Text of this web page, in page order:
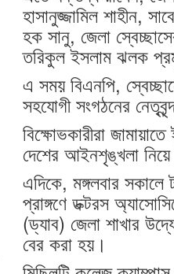
হাসানুজ্জামিল শাহীন,
হক সানু, জেলা
তরিকুল ইসলাম ঝলক
এ সময় বিএনপি,
সহযোগী সংগঠনের
বিক্ষোভকারীরা
দেশের আইনশৃঙ্খলা
এদিকে, মঙ্গলবার সকালে
প্রাঙ্গণে ডক্টরস
(ড্যাব) জেলা শাখার
বের করা হয়।